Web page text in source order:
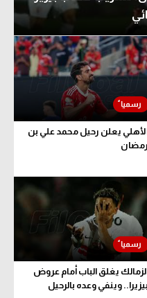
يعلن رحيل محمد علي بن
رمضان
يغلق الباب أمام عروض
بيزيرا.. وينفي وعده بالرحيل